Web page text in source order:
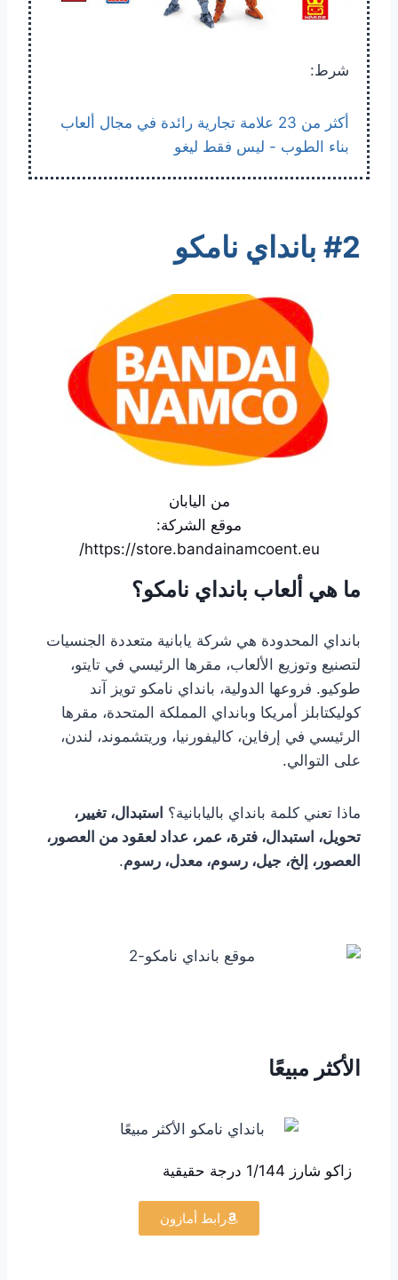
شرط:
أكثر من 23 علامة تجارية رائدة في مجال ألعاب
بناء الطوب - ليس فقط ليغو
#2 بانداي نامكو
من اليابان
موقع الشركة:
https://store.bandainamcoent.eu/
ما هي ألعاب بانداي نامكو؟
بانداي المحدودة هي شركة يابانية متعددة الجنسيات
لتصنيع وتوزيع الألعاب، مقرها الرئيسي في تايتو،
طوكيو. فروعها الدولية، بانداي نامكو تويز آند
كوليكتابلز أمريكا وبانداي المملكة المتحدة، مقرها
الرئيسي في إرفاين، كاليفورنيا، وريتشموند، لندن،
على التوالي.
ماذا تعني كلمة بانداي باليابانية؟ استبدال، تغيير،
تحويل، استبدال، فترة، عمر، عداد لعقود من العصور،
العصور، إلخ، جيل، رسوم، معدل، رسوم.
الأكثر مبيعًا
زاكو شارز 1/144 درجة حقيقية
رابط أمازون